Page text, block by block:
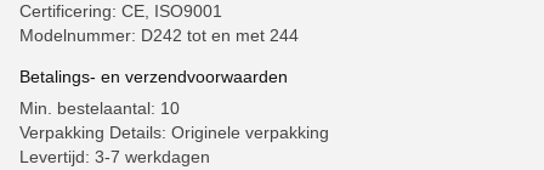
Certificering: CE, ISO9001
Modelnummer: D242 tot en met 244
Betalings- en verzendvoorwaarden
Min. bestelaantal: 10
Verpakking Details: Originele verpakking
Levertijd: 3-7 werkdagen